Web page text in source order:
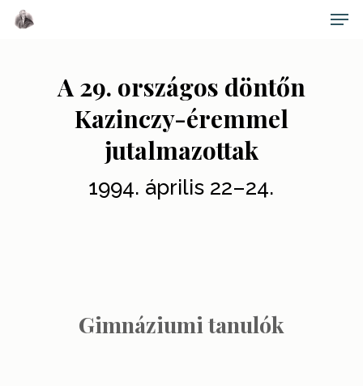
Skip
A 29. országos döntőn
Kazinczy-éremmel
jutalmazottak
1994. április 22–24.
Gimnáziumi tanulók